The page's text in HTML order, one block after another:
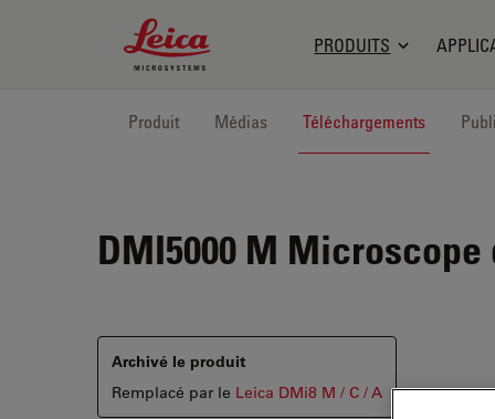
Leica Microsystems Logo
PRODUITS
Produit Médias Téléchargements
DMI5000 M Microscope
Archivé le produit
Remplacé par le Leica DMi8 M / C / A